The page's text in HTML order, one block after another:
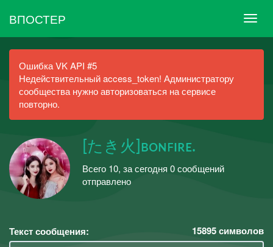
ВПОСТЕР
Ошибка VK API #5
Недействительный access_token! Администратору
сообщества нужно авторизоваться на сервисе
повторно.
[たき火]ʙᴏɴꜰɪʀᴇ.
Всего 10, за сегодня 0 сообщений
отправлено
Текст сообщения: 15895символов